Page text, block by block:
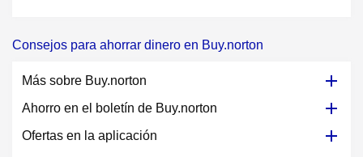
Consejos para ahorrar dinero en Buy.norton
Más sobre Buy.norton
Ahorro en el boletín de Buy.norton
Ofertas en la aplicación